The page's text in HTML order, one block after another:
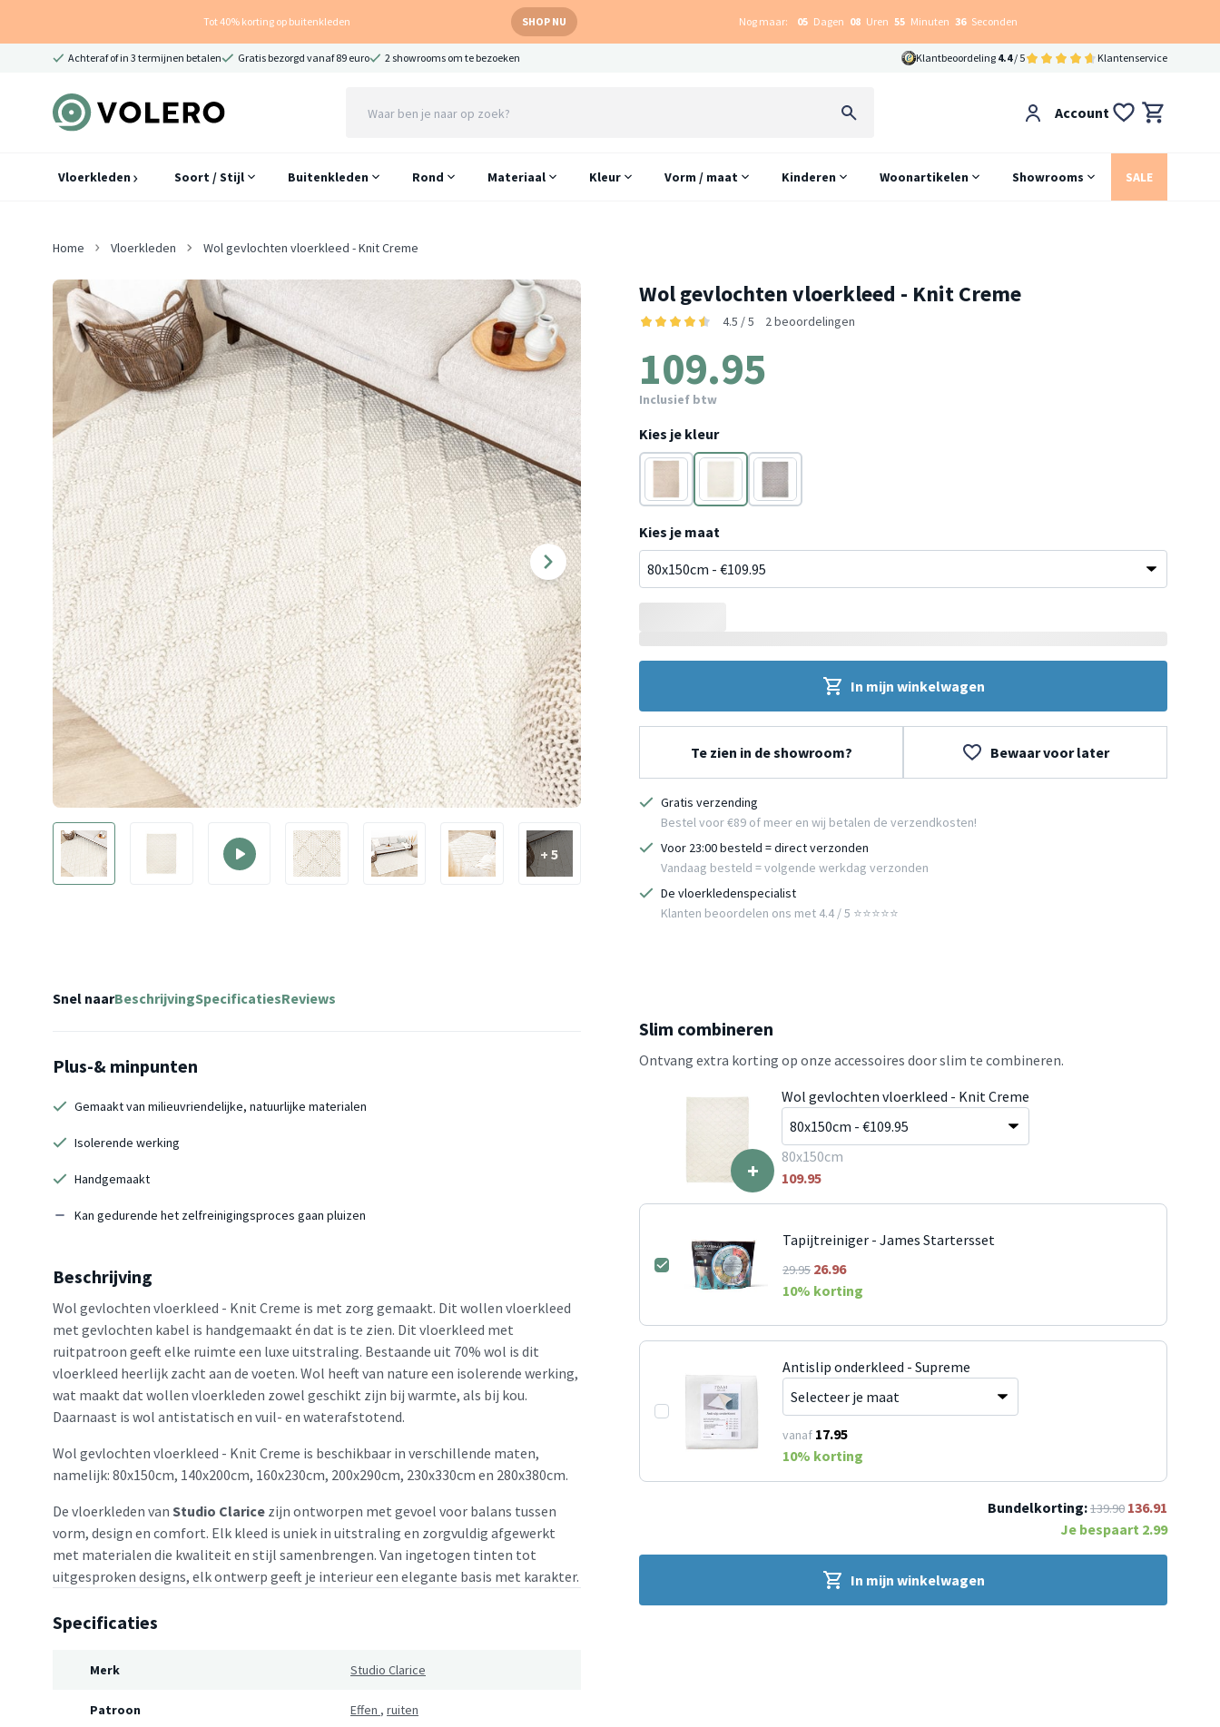
Tot 40% korting op buitenkleden SHOP NU Nog maar: 05 Dagen 08 Uren 55 Minuten 35 Seconden
Achteraf of in 3 termijnen betalen Gratis bezorgd vanaf 89 euro 2 showrooms om te bezoeken Klantbeoordeling 4.4/ 5 Klantenservice
Account
Vloerkleden Soort / Stijl Buitenkleden Rond Materiaal Kleur Vorm / maat Kinderen Woonartikelen Showrooms SALE
Home Vloerkleden Wol gevlochten vloerkleed - Knit Creme
+ 5
Wol gevlochten vloerkleed - Knit Creme
4.5 / 5 2 beoordelingen
109.95
Inclusief btw
Kies je kleur
Grijs Crème
Grijs
Kies je maat
In mijn winkelwagen
Te zien in de showroom? Bewaar voor later
Gratis verzending
Bestel voor €89 of meer en wij betalen de verzendkosten!
Voor 23:00 besteld = direct verzonden
Vandaag besteld = volgende werkdag verzonden
De vloerkledenspecialist
Klanten beoordelen ons met 4.4 / 5 ⭐⭐⭐⭐⭐
Snel naarBeschrijvingSpecificatiesReviews
Plus-& minpunten
Gemaakt van milieuvriendelijke, natuurlijke materialen
Isolerende werking
Handgemaakt
Kan gedurende het zelfreinigingsproces gaan pluizen
Beschrijving
Wol gevlochten vloerkleed - Knit Creme is met zorg gemaakt. Dit wollen vloerkleed
met gevlochten kabel is handgemaakt én dat is te zien. Dit vloerkleed met
ruitpatroon geeft elke ruimte een luxe uitstraling. Bestaande uit 70% wol is dit
vloerkleed heerlijk zacht aan de voeten. Wol heeft van nature een isolerende werking,
wat maakt dat wollen vloerkleden zowel geschikt zijn bij warmte, als bij kou.
Daarnaast is wol antistatisch en vuil- en waterafstotend.
Wol gevlochten vloerkleed - Knit Creme is beschikbaar in verschillende maten,
namelijk: 80x150cm, 140x200cm, 160x230cm, 200x290cm, 230x330cm en 280x380cm.
De vloerkleden van Studio Clarice zijn ontworpen met gevoel voor balans tussen
vorm, design en comfort. Elk kleed is uniek in uitstraling en zorgvuldig afgewerkt
met materialen die kwaliteit en stijl samenbrengen. Van ingetogen tinten tot
uitgesproken designs, elk ontwerp geeft je interieur een elegante basis met karakter.
Specificaties
Merk Studio Clarice
Patroon Effen , ruiten
Slim combineren
Ontvang extra korting op onze accessoires door slim te combineren.
+
Wol gevlochten vloerkleed - Knit Creme
80x150cm
109.95
Tapijtreiniger - James Startersset
29.95 26.96
10% korting
Antislip onderkleed - Supreme
vanaf 17.95
10% korting
Bundelkorting:139.90 136.91
Je bespaart 2.99
In mijn winkelwagen